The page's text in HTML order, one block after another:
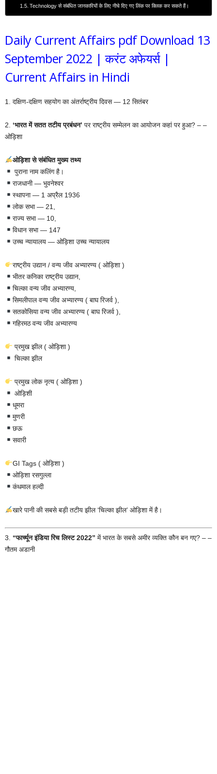
Technology से संबंधित जानकारियों के लिए नीचे दिए गए लिंक पर क्लिक कर सकते हैं।
Daily Current Affairs pdf Download 13
September 2022 | करंट अफेयर्स |
Current Affairs in Hindi
1. दक्षिण-दक्षिण सहयोग का अंतर्राष्ट्रीय दिवस — 12 सितंबर
2. ‘भारत में सतत तटीय प्रबंधन’ पर राष्ट्रीय सम्मेलन का आयोजन कहां पर हुआ? – –
ओड़िशा
ओड़िशा से संबंधित मुख्य तथ्य
पुराना नाम कलिंग है।
राजधानी — भुवनेश्वर
स्थापना — 1 अप्रैल 1936
लोक सभा — 21,
राज्य सभा — 10,
विधान सभा — 147
उच्च न्यायालय — ओड़िशा उच्च न्यायालय
राष्ट्रीय उद्यान / वन्य जीव अभ्यारण्य ( ओड़िशा )
भीतर कनिका राष्ट्रीय उद्यान,
चिल्का वन्य जीव अभ्यारण्य,
सिमलीपाल वन्य जीव अभ्यारण्य ( बाघ रिजर्व ),
सतकोसिया वन्य जीव अभ्यारण्य ( बाघ रिजर्व ),
गहिरमठ वन्य जीव अभ्यारण्य
प्रमुख झील ( ओड़िशा )
चिल्का झील
प्रमुख लोक नृत्य ( ओड़िशा )
ओड़िशी
धूमरा
मुणरी
छऊ
सवारी
GI Tags ( ओड़िशा )
ओड़िशा रसगुल्ला
कंधमाल हल्दी
खारे पानी की सबसे बड़ी तटीय झील ‘चिल्का झील’ ओड़िशा में है।
3. “फार्च्यून इंडिया रिच लिस्ट 2022” में भारत के सबसे अमीर व्यक्ति कौन बन गए? – –
गौतम अडानी